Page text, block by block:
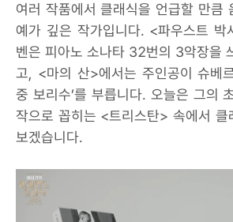
여러 작품에서 클래식을 언급할 만큼
예가 깊은 작가입니다. <파우스트 박
벤은 피아노 소나타 32번의 3악장을
고, <마의 산>에서는 주인공이 슈베
중 보리수’를 부릅니다. 오늘은 그의
작으로 꼽히는 <트리스탄> 속에서 클
보겠습니다.